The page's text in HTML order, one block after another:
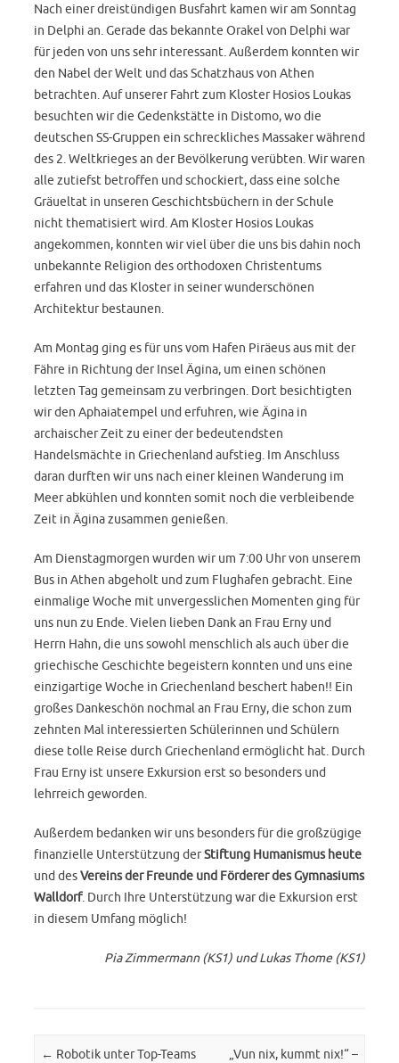
Nach einer dreistündigen Busfahrt kamen wir am Sonntag
in Delphi an. Gerade das bekannte Orakel von Delphi war
für jeden von uns sehr interessant. Außerdem konnten wir
den Nabel der Welt und das Schatzhaus von Athen
betrachten. Auf unserer Fahrt zum Kloster Hosios Loukas
besuchten wir die Gedenkstätte in Distomo, wo die
deutschen SS-Gruppen ein schreckliches Massaker während
des 2. Weltkrieges an der Bevölkerung verübten. Wir waren
alle zutiefst betroffen und schockiert, dass eine solche
Gräueltat in unseren Geschichtsbüchern in der Schule
nicht thematisiert wird. Am Kloster Hosios Loukas
angekommen, konnten wir viel über die uns bis dahin noch
unbekannte Religion des orthodoxen Christentums
erfahren und das Kloster in seiner wunderschönen
Architektur bestaunen.
Am Montag ging es für uns vom Hafen Piräeus aus mit der
Fähre in Richtung der Insel Ägina, um einen schönen
letzten Tag gemeinsam zu verbringen. Dort besichtigten
wir den Aphaiatempel und erfuhren, wie Ägina in
archaischer Zeit zu einer der bedeutendsten
Handelsmächte in Griechenland aufstieg. Im Anschluss
daran durften wir uns nach einer kleinen Wanderung im
Meer abkühlen und konnten somit noch die verbleibende
Zeit in Ägina zusammen genießen.
Am Dienstagmorgen wurden wir um 7:00 Uhr von unserem
Bus in Athen abgeholt und zum Flughafen gebracht. Eine
einmalige Woche mit unvergesslichen Momenten ging für
uns nun zu Ende. Vielen lieben Dank an Frau Erny und
Herrn Hahn, die uns sowohl menschlich als auch über die
griechische Geschichte begeistern konnten und uns eine
einzigartige Woche in Griechenland beschert haben!! Ein
großes Dankeschön nochmal an Frau Erny, die schon zum
zehnten Mal interessierten Schülerinnen und Schülern
diese tolle Reise durch Griechenland ermöglicht hat. Durch
Frau Erny ist unsere Exkursion erst so besonders und
lehrreich geworden.
Außerdem bedanken wir uns besonders für die großzügige
finanzielle Unterstützung derStiftung Humanismusheute
und desVereinsderFreunde und FördererdesGymnasiums
Walldorf. Durch Ihre Unterstützung war die Exkursion erst
in diesem Umfang möglich!
Pia Zimmermann (KS1) und Lukas Thome (KS1)
Post navigation
← Robotik unter Top-Teams
„Vun nix, kummt nix!“ –